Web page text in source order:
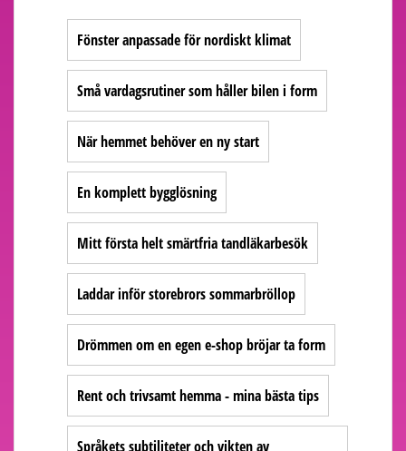
Fönster anpassade för nordiskt klimat
Små vardagsrutiner som håller bilen i form
När hemmet behöver en ny start
En komplett bygglösning
Mitt första helt smärtfria tandläkarbesök
Laddar inför storebrors sommarbröllop
Drömmen om en egen e-shop bröjar ta form
Rent och trivsamt hemma - mina bästa tips
Språkets subtiliteter och vikten av